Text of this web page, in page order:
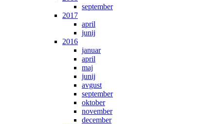
september
2017
april
junij
2016
januar
april
maj
junij
avgust
september
oktober
november
december